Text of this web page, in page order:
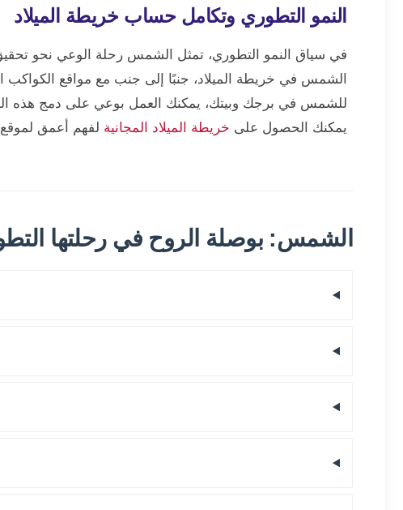
النمو التطوري وتكامل حساب خريطة الميلاد
في سياق النمو التطوري، تمثل الشمس رحلة الوعي نحو
الشمس في خريطة الميلاد، جنبًا إلى جنب مع مواقع
للشمس في برجك وبيتك، يمكنك العمل بوعي على دمج هذه
يمكنك الحصول على خريطة الميلاد المجانية لفهم أعمق
الشمس: بوصلة الروح في رحلتها